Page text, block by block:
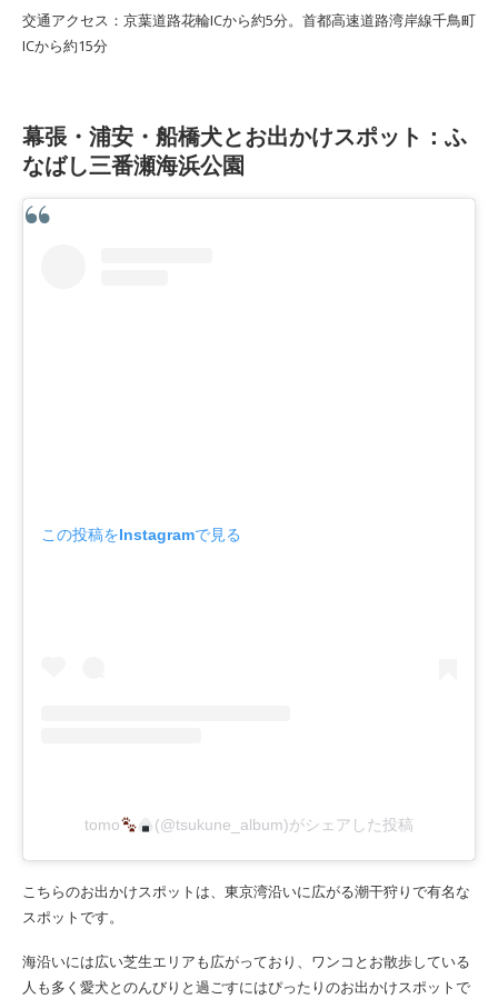
交通アクセス：京葉道路花輪ICから約5分。首都高速道路湾岸線千鳥町
ICから約15分
幕張・浦安・船橋犬とお出かけスポット：ふ
なばし三番瀬海浜公園
この投稿をInstagramで見る
tomo (@tsukune_album)がシェアした投稿
こちらのお出かけスポットは、東京湾沿いに広がる潮干狩りで有名な
スポットです。
海沿いには広い芝生エリアも広がっており、ワンコとお散歩している
人も多く愛犬とのんびりと過ごすにはぴったりのお出かけスポットで